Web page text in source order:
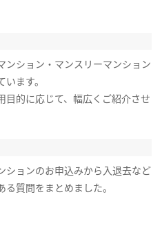
ンション・マンスリーマンション
ます。
目的に応じて、幅広くご紹介させ
ションのお申込みから入退去など
る質問をまとめました。